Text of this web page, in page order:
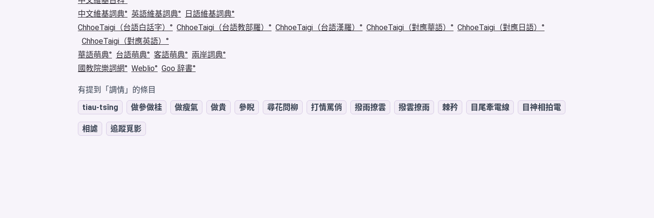
中文維基詞典
英語維基詞典
日語維基詞典
ChhoeTaigi（台語白話字）
ChhoeTaigi（台語教部羅） ChhoeTaigi（台語漢羅） ChhoeTaigi（對應華語）
ChhoeTaigi（對應日語）
ChhoeTaigi（對應英語）
華語萌典
台語萌典 客語萌典
兩岸詞典
國教院樂詞網
Weblio Goo 辞書
有提到「調情」的條目
tiau-tsîng
做參做桂 做瘦氣 做貴 參睨 尋花問柳 打情罵俏 撥雨撩雲 撥雲撩雨 棘矜 目尾牽電線 目神相拍電
相謔 追蹤覓影